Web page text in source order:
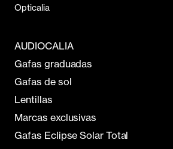
Opticalia
AUDIOCALIA
Gafas graduadas
Gafas de sol
Lentillas
Marcas exclusivas
Gafas Eclipse Solar Total